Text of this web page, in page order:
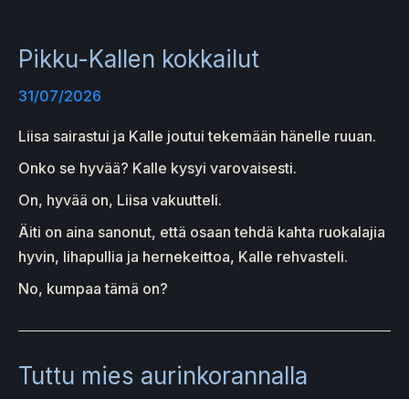
Pikku-Kallen kokkailut
31/07/2026
Liisa sairastui ja Kalle joutui tekemään hänelle ruuan.
Onko se hyvää? Kalle kysyi varovaisesti.
On, hyvää on, Liisa vakuutteli.
Äiti on aina sanonut, että osaan tehdä kahta ruokalajia
hyvin, lihapullia ja hernekeittoa, Kalle rehvasteli.
No, kumpaa tämä on?
Tuttu mies aurinkorannalla